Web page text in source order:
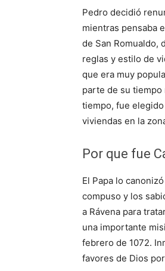
Pedro decidió
mientras pensaba
de San Romualdo,
reglas y estilo de
que era muy
parte de su
tiempo, fue
viviendas en la
Por que fue
El Papa lo
compuso y los
a Rávena para
una importante
febrero de 1072.
favores de Dios